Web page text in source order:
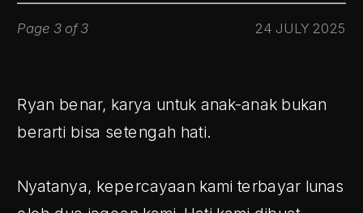
24 JULY 2025
Page 3 of 3
Ryan benar, karya untuk anak-anak bukan
berarti bisa setengah hati.
Nyatanya, kepercayaan kami terbayar lunas